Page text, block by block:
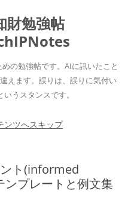
財勉強帖
の勉強帖です。AIに訊いたこと
えます。誤りは、誤りに気付い
うスタンスです。
ンツへスキップ
ト(informed
プレートと例文集